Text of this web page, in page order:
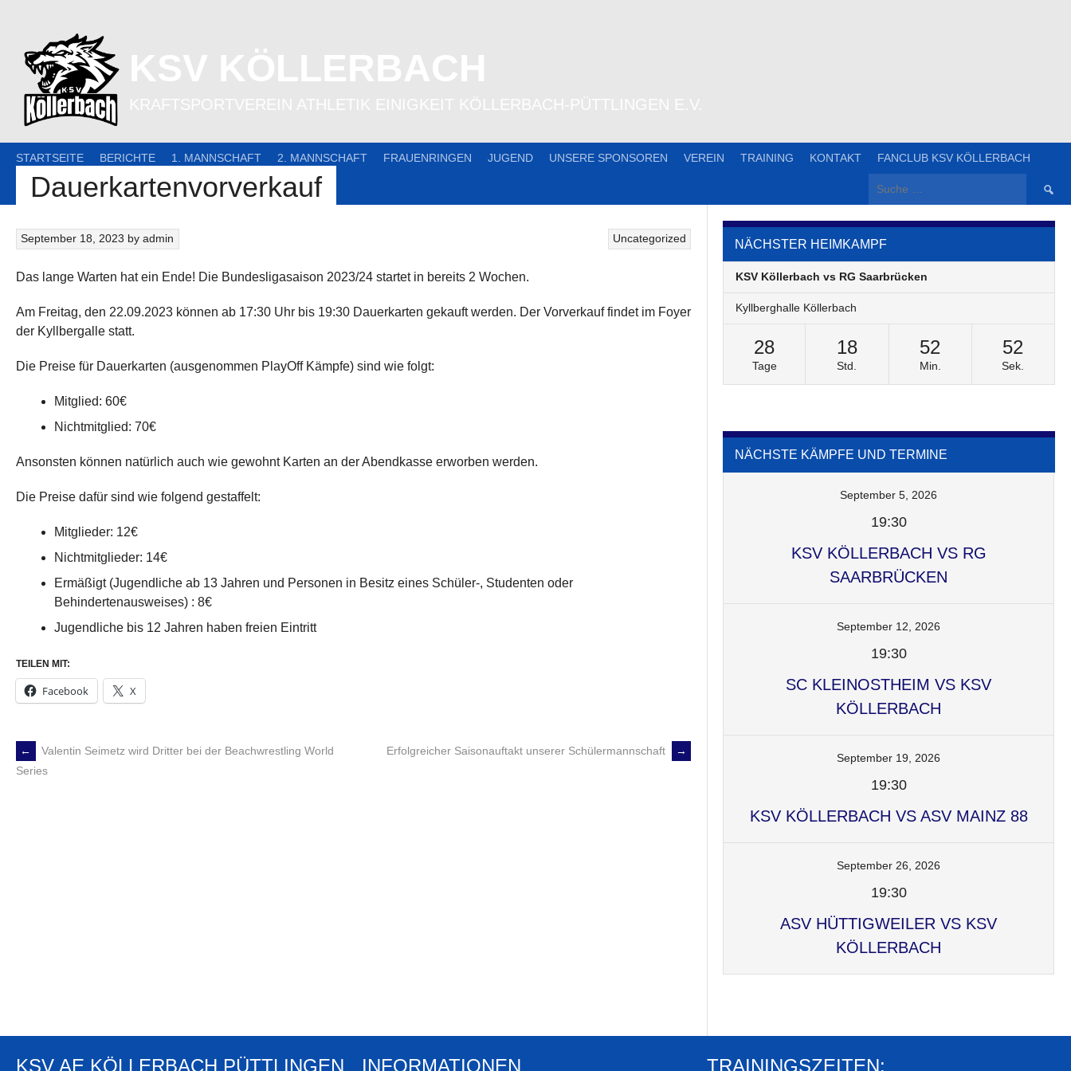
STARTSEITE BERICHTE 1. MANNSCHAFT 2. MANNSCHAFT FRAUENRINGEN JUGEND UNSERE SPONSOREN VEREIN TRAINING KONTAKT FANCLUB KSV KÖLLERBACH
Suche
Dauerkartenvorverkauf
Uncategorized
September 18, 2023 byadmin
Das lange Warten hat ein Ende! Die Bundesligasaison 2023/24 startet in bereits 2 Wochen.
Am Freitag, den 22.09.2023 können ab 17:30 Uhr bis 19:30 Dauerkarten gekauft werden. Der Vorverkauf findet im Foyer
der Kyllbergalle statt.
Die Preise für Dauerkarten (ausgenommen PlayOff Kämpfe) sind wie folgt:
Mitglied: 60€
Nichtmitglied: 70€
Ansonsten können natürlich auch wie gewohnt Karten an der Abendkasse erworben werden.
Die Preise dafür sind wie folgend gestaffelt:
Mitglieder: 12€
Nichtmitglieder: 14€
Ermäßigt (Jugendliche ab 13 Jahren und Personen in Besitz eines Schüler-, Studenten oder
Behindertenausweises) : 8€
Jugendliche bis 12 Jahren haben freien Eintritt
TEILEN MIT:
Facebook X
POST
←
Valentin Seimetz wird Dritter bei der Beachwrestling World
Series
Erfolgreicher Saisonauftakt unserer Schülermannschaft →
NÄCHSTER HEIMKAMPF
KSV Köllerbach vs RG Saarbrücken
Kyllberghalle Köllerbach
28
Tage
18
Std.
52
Min.
52
Sek.
NÄCHSTE KÄMPFE UND TERMINE
September 5, 2026
19:30
KSV KÖLLERBACH VS RG
SAARBRÜCKEN
September 12, 2026
19:30
SC KLEINOSTHEIM VS KSV
KÖLLERBACH
September 19, 2026
19:30
KSV KÖLLERBACH VS ASV MAINZ 88
September 26, 2026
19:30
ASV HÜTTIGWEILER VS KSV
KÖLLERBACH
KSV AE KÖLLERBACH PÜTTLINGEN INFORMATIONEN TRAININGSZEITEN: